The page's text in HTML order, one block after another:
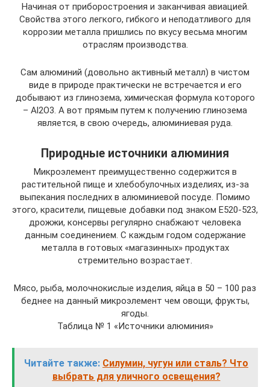
Начиная от приборостроения и заканчивая авиацией.
Свойства этого легкого, гибкого и неподатливого для
коррозии металла пришлись по вкусу весьма многим
отраслям производства.
Сам алюминий (довольно активный металл) в чистом
виде в природе практически не встречается и его
добывают из глинозема, химическая формула которого
– Al2O3. А вот прямым путем к получению глинозема
является, в свою очередь, алюминиевая руда.
Природные источники алюминия
Микроэлемент преимущественно содержится в
растительной пище и хлебобулочных изделиях, из-за
выпекания последних в алюминиевой посуде. Помимо
этого, красители, пищевые добавки под знаком Е520-523,
дрожжи, консервы регулярно снабжают человека
данным соединением. С каждым годом содержание
металла в готовых «магазинных» продуктах
стремительно возрастает.
Мясо, рыба, молочнокислые изделия, яйца в 50 – 100 раз
беднее на данный микроэлемент чем овощи, фрукты,
ягоды.
Таблица № 1 «Источники алюминия»
Читайте также: Силумин, чугун или сталь? Что
выбрать для уличного освещения?